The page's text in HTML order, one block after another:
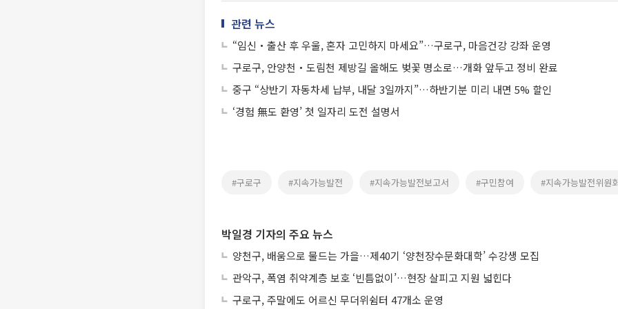
관련 뉴스
“임신‧출산 후 우울, 혼자 고민하지 마세요”…구로구, 마음건강 강좌 운영
구로구, 안양천‧도림천 제방길 올해도 벚꽃 명소로…개화 앞두고 정비 완료
중구 “상반기 자동차세 납부, 내달 3일까지”…하반기분 미리 내면 5% 할인
‘경험 無도 환영’ 첫 일자리 도전 설명서
#구로구 #지속가능발전 #지속가능발전보고서 #구민참여 #지속가능발전위원
박일경 기자의 주요 뉴스
양천구, 배움으로 물드는 가을…제40기 ‘양천장수문화대학’ 수강생 모집
관악구, 폭염 취약계층 보호 ‘빈틈없이’…현장 살피고 지원 넓힌다
구로구, 주말에도 어르신 무더위쉼터 47개소 운영